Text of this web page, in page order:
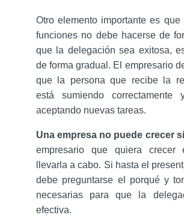
Otro elemento importante es
funciones no debe hacerse de
que la delegación sea exitosa,
de forma gradual. El empresario
que la persona que recibe la
está sumiendo
aceptando nuevas tareas.
Una empresa no puede crecer
empresario que quiera crecer
llevarla a cabo. Si hasta el
debe preguntarse el porqué y
necesarias para que la
efectiva.